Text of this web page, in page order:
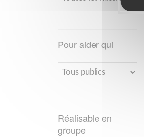
Pour aider qui
Réalisable en
groupe